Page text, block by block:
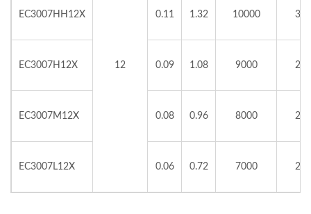
12
EC3007HH12X 0.11 1.32 10000
EC3007H12X 0.09 1.08 9000
EC3007M12X 0.08 0.96 8000
EC3007L12X 0.06 0.72 7000